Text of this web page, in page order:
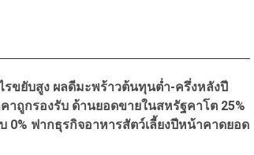
รขยับสูง ผลดีมะพร้าวต้นทุนต่ำ-ครึ่งหลังปี
ถูกรองรับ ด้านยอดขายในสหรัฐคาโต 25%
0% ฟากธุรกิจอาหารสัตว์เลี้ยงปีหน้าคาดยอด